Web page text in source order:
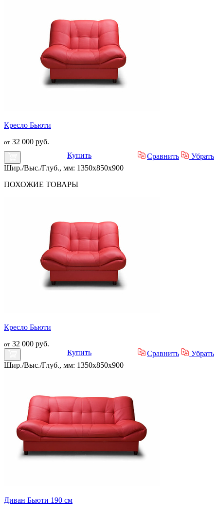
Кресло Бьюти
от 32 000 руб.
Купить
Сравнить
Убрать
Шир./Выс./Глуб., мм: 1350x850x900
ПОХОЖИЕ ТОВАРЫ
Кресло Бьюти
от 32 000 руб.
Купить
Сравнить
Убрать
Шир./Выс./Глуб., мм: 1350x850x900
Диван Бьюти 190 см